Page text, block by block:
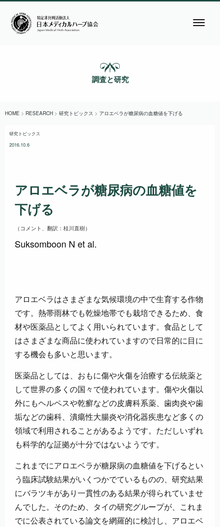
調査と研究
HOME > RESEARCH > 研究トピックス > アロエベラが糖尿病の血糖値を下げる
研究トピックス
2016.10.6
アロエベラが糖尿病の血糖値を
下げる
（コメント、翻訳：桂川直樹）
Suksomboon N et al.
アロエベラはさまざまな気候環境の中で生育する作物
です。熱帯雨林でも乾燥地帯でも栽培できるため、食
材や医薬品としてよく用いられています。食品として
はさまざまな商品に使われていますので日常的に目に
する機会も多いと思います。
医薬品としては、おもに傷や火傷を治療する伝統薬と
して世界の多くの国々で使われています。傷や火傷以
外にもヘルペスや乾癬などの皮膚科系薬、歯肉炎や歯
垢などの歯科、潰瘍性大腸炎や消化器疾患など多くの
領域で利用されることがあるようです。ただしいずれ
も科学的な証拠が十分ではないようです。
これまでにアロエベラが糖尿病の血糖値を下げるとい
う臨床試験結果がいくつかでているものの、研究結果
にバラツキがあり一貫性のある結果が得られていませ
んでした。そのため、タイの研究グループが、これま
でに公表されている論文を網羅的に検討し、アロエベ